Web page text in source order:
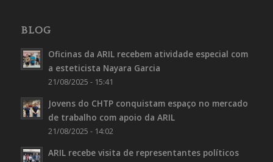
BLOG
Oficinas da ARIL recebem atividade especial com
a esteticista Nayara Garcia
21/08/2025 - 15:41
Jovens do CHTP conquistam espaço no mercado
de trabalho com apoio da ARIL
21/08/2025 - 14:02
ARIL recebe visita de representantes políticos